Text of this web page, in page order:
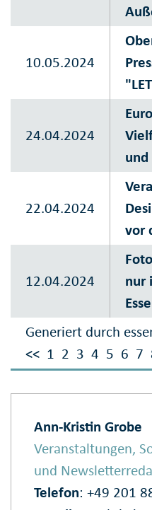
Generiert durch
<< 1 2 3 4 5 6 7
10.05.2024
24.04.2024
22.04.2024
vor
12.04.2024
nur
Ann-Kristin Grobe
Veranstaltungen,
und
Telefon: +49 201